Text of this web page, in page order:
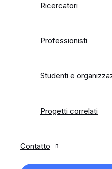
Ricercatori
Professionisti
Studenti e
Progetti correlati
Contatto